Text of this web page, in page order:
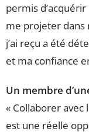
permis
me projeter dans
j’ai reçu a été
et ma confiance
Un membre
« Collaborer avec
est une réelle